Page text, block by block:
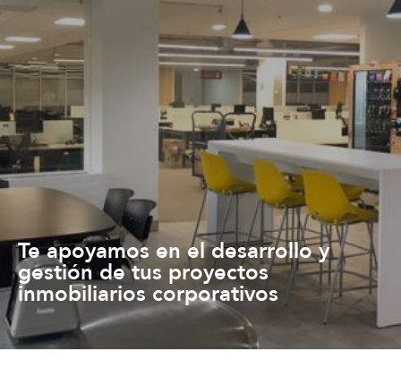
Te apoyamos en el desarrollo y
gestión de tus proyectos
inmobiliarios corporativos